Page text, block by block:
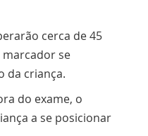
cerca de 45
se
da criança.
do exame, o
a se posicionar